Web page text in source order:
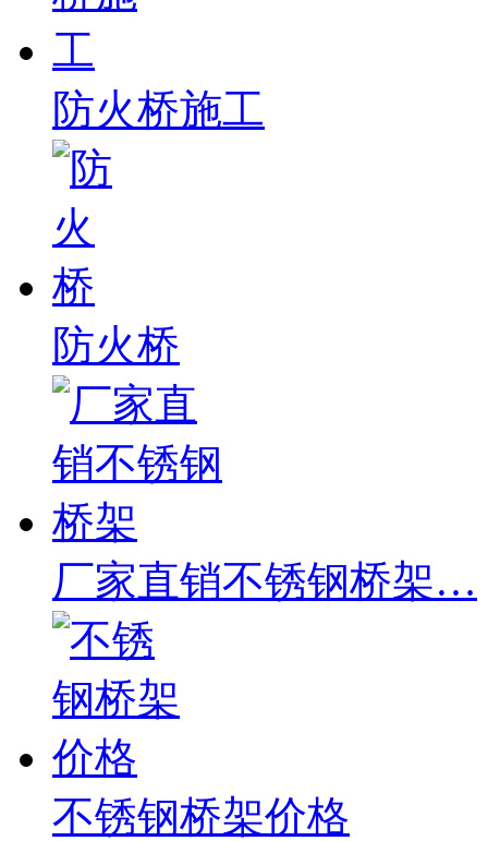
防火桥施工
防火桥
厂家直销不锈钢桥架…
不锈钢桥架价格